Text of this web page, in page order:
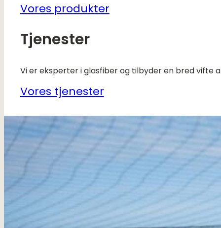
Vores produkter
Tjenester
Vi er eksperter i glasfiber og tilbyder en bred vifte
Vores tjenester